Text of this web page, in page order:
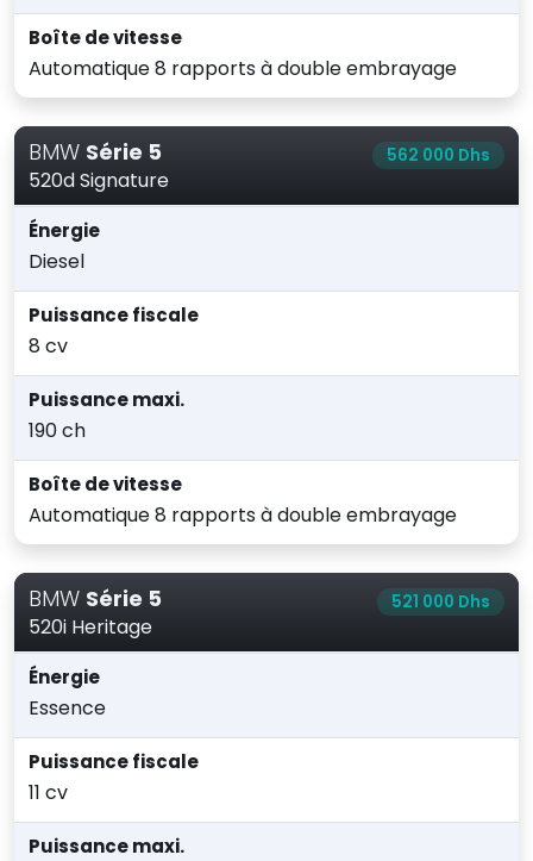
Boîte de vitesse
Automatique 8 rapports à double embrayage
BMW Série 5
520d Signature
562 000 Dhs
Énergie
Diesel
Puissance fiscale
8 cv
Puissance maxi.
190 ch
Boîte de vitesse
Automatique 8 rapports à double embrayage
BMW Série 5
520i Heritage
521 000 Dhs
Énergie
Essence
Puissance fiscale
11 cv
Puissance maxi.